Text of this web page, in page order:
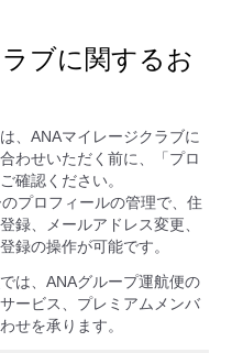
ブに関するお
、ANAマイレージクラブに
わせいただく前に、「プロ
確認ください。
プロフィールの管理で、住
録、メールアドレス変更、
録の操作が可能です。
では、ANAグループ運航便の
ービス、プレミアムメンバ
せを承ります。